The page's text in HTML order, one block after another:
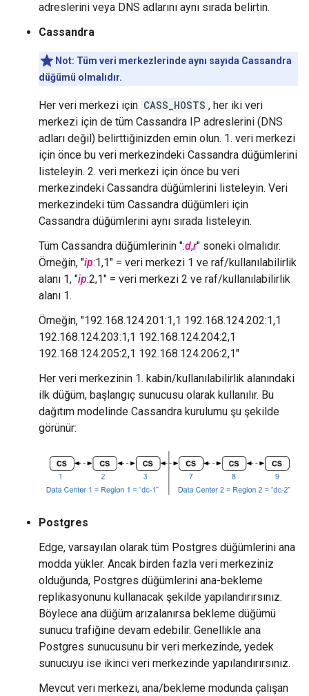
adreslerini veya DNS adlarını aynı sırada belirtin.
Cassandra
Not: Tüm veri merkezlerinde aynı sayıda Cassandra
düğümü olmalıdır.
Her veri merkezi için CASS_HOSTS , her iki veri
merkezi için de tüm Cassandra IP adreslerini (DNS
adları değil) belirttiğinizden emin olun. 1. veri merkezi
için önce bu veri merkezindeki Cassandra düğümlerini
listeleyin. 2. veri merkezi için önce bu veri
merkezindeki Cassandra düğümlerini listeleyin. Veri
merkezindeki tüm Cassandra düğümleri için
Cassandra düğümlerini aynı sırada listeleyin.
Tüm Cassandra düğümlerinin ":d,r" soneki olmalıdır.
Örneğin, "ip:1,1" = veri merkezi 1 ve raf/kullanılabilirlik
alanı 1, "ip:2,1" = veri merkezi 2 ve raf/kullanılabilirlik
alanı 1.
Örneğin, "192.168.124.201:1,1 192.168.124.202:1,1
192.168.124.203:1,1 192.168.124.204:2,1
192.168.124.205:2,1 192.168.124.206:2,1"
Her veri merkezinin 1. kabin/kullanılabilirlik alanındaki
ilk düğüm, başlangıç sunucusu olarak kullanılır. Bu
dağıtım modelinde Cassandra kurulumu şu şekilde
görünür:
Postgres
Edge, varsayılan olarak tüm Postgres düğümlerini ana
modda yükler. Ancak birden fazla veri merkeziniz
olduğunda, Postgres düğümlerini ana-bekleme
replikasyonunu kullanacak şekilde yapılandırırsınız.
Böylece ana düğüm arızalanırsa bekleme düğümü
sunucu trafiğine devam edebilir. Genellikle ana
Postgres sunucusunu bir veri merkezinde, yedek
sunucuyu ise ikinci veri merkezinde yapılandırırsınız.
Mevcut veri merkezi, ana/bekleme modunda çalışan